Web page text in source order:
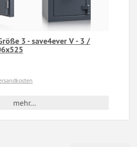
3 - save4ever V - 3 /
mehr...